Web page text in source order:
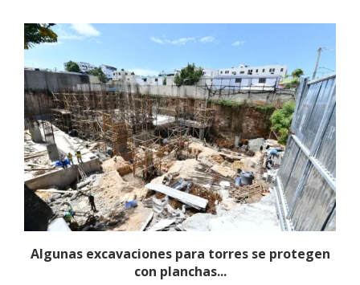
Algunas excavaciones para torres se protegen
con planchas...